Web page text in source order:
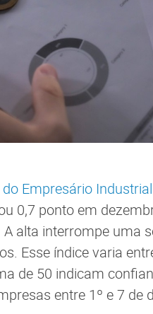
Empresário Industrial
0,7 ponto em
alta interrompe uma
Esse índice varia
de 50 indicam
entre 1º e 7 de